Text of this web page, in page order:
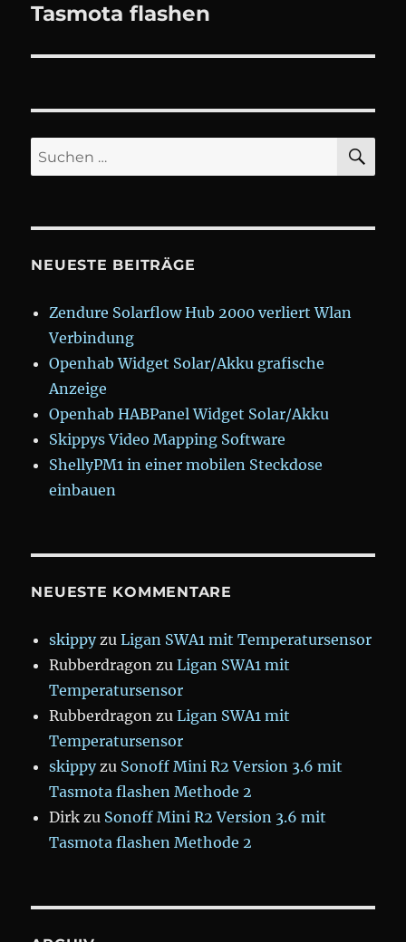
Beitrag:
Tasmota flashen
Suchen
nach:
NEUESTE BEITRÄGE
Zendure Solarflow Hub 2000 verliert Wlan
Verbindung
Openhab Widget Solar/Akku grafische
Anzeige
Openhab HABPanel Widget Solar/Akku
Skippys Video Mapping Software
ShellyPM1 in einer mobilen Steckdose
einbauen
NEUESTE KOMMENTARE
skippyzuLigan SWA1 mit Temperatursensor
Rubberdragon zuLigan SWA1 mit
Temperatursensor
Rubberdragon zuLigan SWA1 mit
Temperatursensor
skippyzu Sonoff Mini R2 Version 3.6 mit
Tasmota flashen Methode 2
Dirk zu Sonoff Mini R2 Version 3.6 mit
Tasmota flashen Methode 2